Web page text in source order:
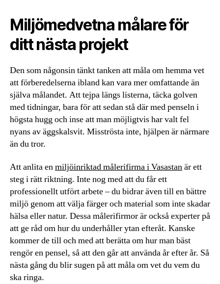
Miljömedvetna målare för
ditt nästa projekt
Den som någonsin tänkt tanken att måla om hemma vet
att förberedelserna ibland kan vara mer omfattande än
själva målandet. Att tejpa längs listerna, täcka golven
med tidningar, bara för att sedan stå där med penseln i
högsta hugg och inse att man möjligtvis har valt fel
nyans av äggskalsvit. Misströsta inte, hjälpen är närmare
än du tror.
Att anlita enmiljöinriktad målerifirma i Vasastanär ett
steg i rätt riktning. Inte nog med att du får ett
professionellt utfört arbete – du bidrar även till en bättre
miljö genom att välja färger och material som inte skadar
hälsa eller natur. Dessa målerifirmor är också experter på
att ge råd om hur du underhåller ytan efteråt. Kanske
kommer de till och med att berätta om hur man bäst
rengör en pensel, så att den går att använda år efter år. Så
nästa gång du blir sugen på att måla om vet du vem du
ska ringa.